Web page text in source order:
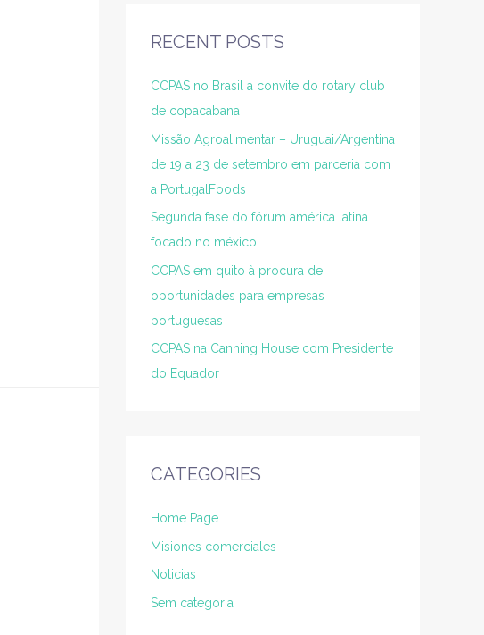
RECENT POSTS
CCPAS no Brasil a convite do rotary club
de copacabana
Missão Agroalimentar – Uruguai/Argentina
de 19 a 23 de setembro em parceria com
a PortugalFoods
Segunda fase do fórum américa latina
focado no méxico
CCPAS em quito à procura de
oportunidades para empresas
portuguesas
CCPAS na Canning House com Presidente
do Equador
CATEGORIES
Home Page
Misiones comerciales
Noticias
Sem categoria